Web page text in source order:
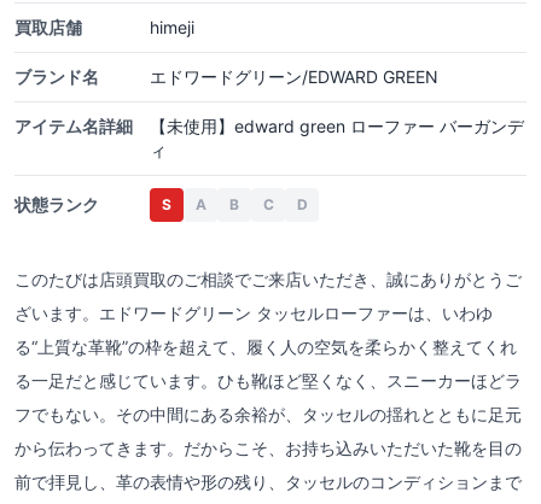
買取店舗 himeji
ブランド名 エドワードグリーン/EDWARD GREEN
アイテム名詳細
【未使用】edward green ローファー バーガンデ
ィ
状態ランク S A B C D
このたびは店頭買取のご相談でご来店いただき、誠にありがとうご
ざいます。エドワードグリーン タッセルローファーは、いわゆ
る“上質な革靴”の枠を超えて、履く人の空気を柔らかく整えてくれ
る一足だと感じています。ひも靴ほど堅くなく、スニーカーほどラ
フでもない。その中間にある余裕が、タッセルの揺れとともに足元
から伝わってきます。だからこそ、お持ち込みいただいた靴を目の
前で拝見し、革の表情や形の残り、タッセルのコンディションまで